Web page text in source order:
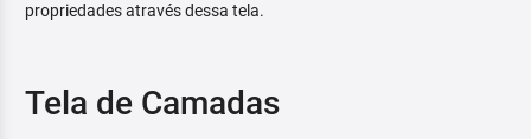
propriedades através dessa tela.
Tela de Camadas